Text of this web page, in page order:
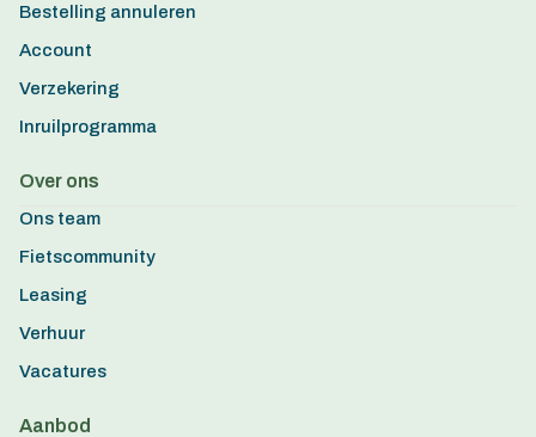
Bestelling annuleren
Account
Verzekering
Inruilprogramma
Over ons
Ons team
Fietscommunity
Leasing
Verhuur
Vacatures
Aanbod